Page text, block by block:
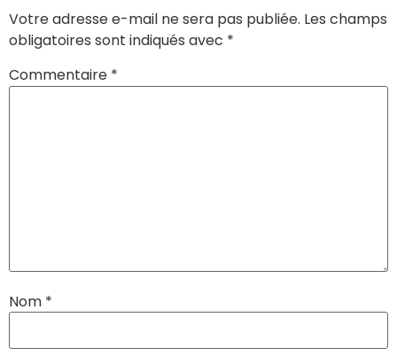
Votre adresse e-mail ne sera pas publiée. Les champs
obligatoires sont indiqués avec *
Commentaire *
Nom *